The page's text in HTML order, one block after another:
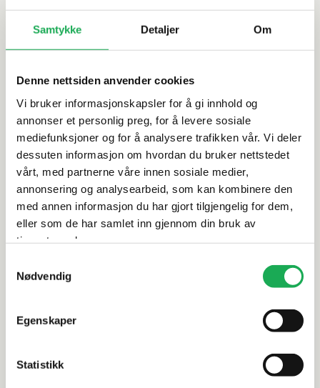
Samtykke Detaljer Om
Denne nettsiden anvender cookies
Vi bruker informasjonskapsler for å gi innhold og
annonser et personlig preg, for å levere sosiale
mediefunksjoner og for å analysere trafikken vår. Vi deler
dessuten informasjon om hvordan du bruker nettstedet
vårt, med partnerne våre innen sosiale medier,
annonsering og analysearbeid, som kan kombinere den
med annen informasjon du har gjort tilgjengelig for dem,
eller som de har samlet inn gjennom din bruk av
tjenestene deres.
Nødvendig
Egenskaper
Statistikk
Produktinformasjon
Spesifikasjoner
Rengjøring og vedlikehold
Leveringsinformasjon
Dokumentasjon
Alternative produkter
Timeless, Ivory 5x5 Mosaikkflis Shale,
ITALGRANITI